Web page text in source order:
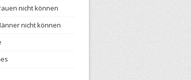
nicht können
nicht können